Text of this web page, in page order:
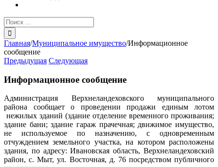
Результат
поиска:
Главная/Муниципальное имущество/Информационное
сообщение
Предыдущая Следующая
Информационное сообщение
Администрация Верхнеландеховского муниципального
района сообщает о проведении продажи единым лотом
нежилых зданий (здание отделение временного проживания;
здание бани; здание гараж прачечная; движимое имущество,
не используемое по назначению, с одновременным
отчуждением земельного участка, на котором расположены
здания, по адресу: Ивановская область, Верхнеландеховский
район, с. Мыт, ул. Восточная, д. 76 посредством публичного